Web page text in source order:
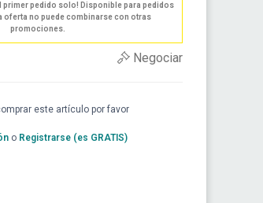
primer pedido solo! Disponible para pedidos
oferta no puede combinarse con otras
promociones.
Negociar
este artículo por favor
o Registrarse (es GRATIS)